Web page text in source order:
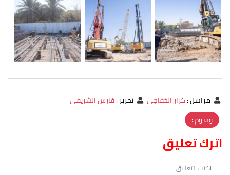
مراسل:كرار الخفاجي تحرير:فارس الشريفي
وسوم :
اترك تعليق